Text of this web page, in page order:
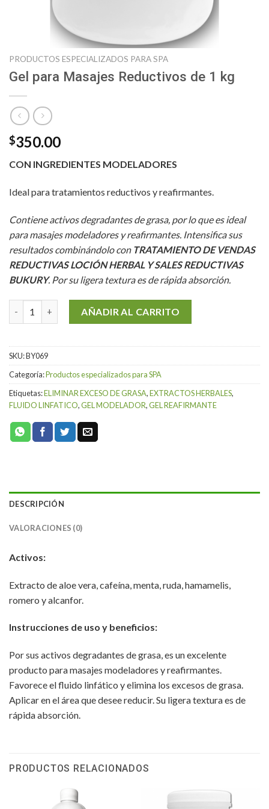
PRODUCTOS ESPECIALIZADOS PARA SPA
Gel para Masajes Reductivos de 1 kg
$350.00
CON INGREDIENTES MODELADORES
Ideal para tratamientos reductivos y reafirmantes.
Contiene activos degradantes de grasa, por lo que es ideal
para masajes modeladores y reafirmantes. Intensifica sus
resultados combinándolo con TRATAMIENTO DE VENDAS
REDUCTIVAS LOCIÓN HERBAL Y SALES REDUCTIVAS
BUKURY. Por su ligera textura es de rápida absorción.
Gel para Masajes Reductivos de 1 kg cantidad
AÑADIR AL CARRITO
SKU:BY069
Categoría:Productos especializados para SPA
Etiquetas:ELIMINAR EXCESO DE GRASA,EXTRACTOS HERBALES,
FLUIDO LINFATICO,GEL MODELADOR,GEL REAFIRMANTE
DESCRIPCIÓN
VALORACIONES (0)
Activos:
Extracto de aloe vera, cafeína, menta, ruda, hamamelis,
romero y alcanfor.
Instrucciones de uso y beneficios:
Por sus activos degradantes de grasa, es un excelente
producto para masajes modeladores y reafirmantes.
Favorece el fluido linfático y elimina los excesos de grasa.
Aplicar en el área que desee reducir. Su ligera textura es de
rápida absorción.
PRODUCTOS RELACIONADOS